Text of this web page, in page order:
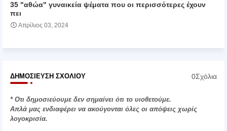
35 "αθώα" γυναικεία ψέματα που οι περισσότερες έχουν
πει
Απρίλιος 03, 2024
ΔΗΜΟΣΊΕΥΣΗ ΣΧΟΛΊΟΥ 0Σχόλια
* Οτι δημοσιεύουμε δεν σημαίνει ότι το υιοθετούμε.
Απλά μας ενδιαφέρει να ακούγονται όλες οι απόψεις χωρίς
λογοκρισία.